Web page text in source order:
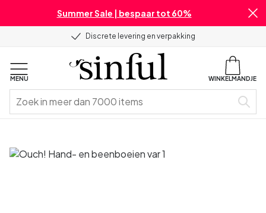
Summer Sale | bespaar tot 60%
Discrete levering en verpakking
MENU WINKELMANDJE